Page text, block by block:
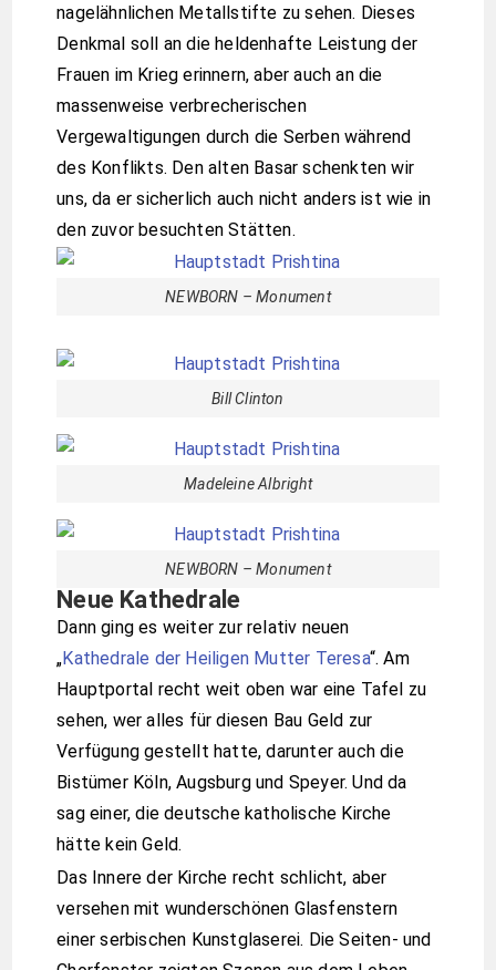
nagelähnlichen Metallstifte zu sehen. Dieses
Denkmal soll an die heldenhafte Leistung der
Frauen im Krieg erinnern, aber auch an die
massenweise verbrecherischen
Vergewaltigungen durch die Serben während
des Konflikts. Den alten Basar schenkten wir
uns, da er sicherlich auch nicht anders ist wie in
den zuvor besuchten Stätten.
NEWBORN – Monument
Bill Clinton
Madeleine Albright
NEWBORN – Monument
Neue Kathedrale
Dann ging es weiter zur relativ neuen
„Kathedrale der Heiligen Mutter Teresa“. Am
Hauptportal recht weit oben war eine Tafel zu
sehen, wer alles für diesen Bau Geld zur
Verfügung gestellt hatte, darunter auch die
Bistümer Köln, Augsburg und Speyer. Und da
sag einer, die deutsche katholische Kirche
hätte kein Geld.
Das Innere der Kirche recht schlicht, aber
versehen mit wunderschönen Glasfenstern
einer serbischen Kunstglaserei. Die Seiten- und